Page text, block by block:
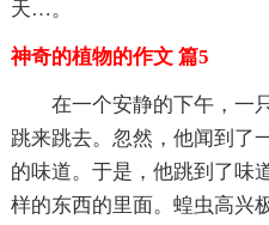
天…。
神奇的植物的作文 篇5
在一个安静的下午，一
跳来跳去。忽然，他闻到了
的味道。于是，他跳到了
样的东西的里面。蝗虫高兴